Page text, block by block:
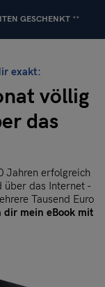
GESCHENKT **
exakt:
völlig
das
Jahren erfolgreich
über das Internet -
Tausend Euro
dir mein eBook mit